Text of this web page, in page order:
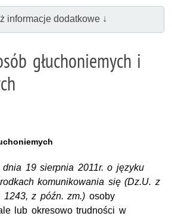
informacje dodatkowe ↓
głuchoniemych i
dnia 19 sierpnia 2011r. o języku
komunikowania się (Dz.U. z
1243, z późn. zm.)osoby
lub okresowo trudności w